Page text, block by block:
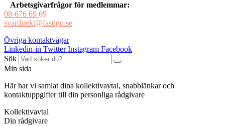
Arbetsgivarfrågor för medlemmar:
08-676 69 69
svardirekt@fastigo.se
Övriga kontaktvägar
Linkedin-in Twitter Instagram Facebook
Sök
Min sida
Här har vi samlat dina kollektivavtal, snabblänkar och
kontaktuppgifter till din personliga rådgivare
Kollektivavtal
Din rådgivare